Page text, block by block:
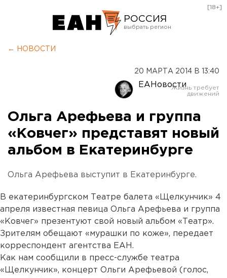
РОССИЯ
Оренбург
[18+]
← НОВОСТИ
20 МАРТА 2014 В 13:40
ЕАНовости
Ольга Арефьева и группа
«Ковчег» представят новый
альбом в Екатеринбурге
Ольга Арефьева выступит в Екатеринбурге.
В екатеринбургском Театре балета «Щелкунчик» 4
апреля известная певица Ольга Арефьева и группа
«Ковчег» презентуют свой новый альбом «Театр».
Зрителям обещают «мурашки по коже», передает
корреспондент агентства ЕАН.
Как нам сообщили в пресс-службе театра
«Щелкунчик», концерт Ольги Арефьевой (голос,